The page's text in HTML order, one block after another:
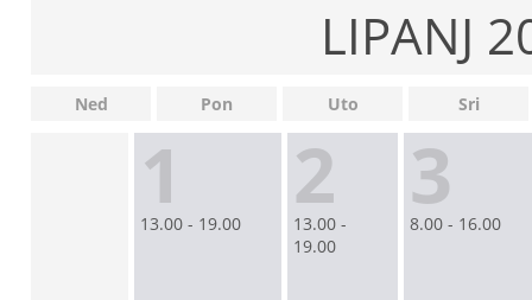
LIPANJ
Ned Pon Uto Sri
1
13.00 - 19.00 2
13.00 -
19.00
3
8.00 - 16.00